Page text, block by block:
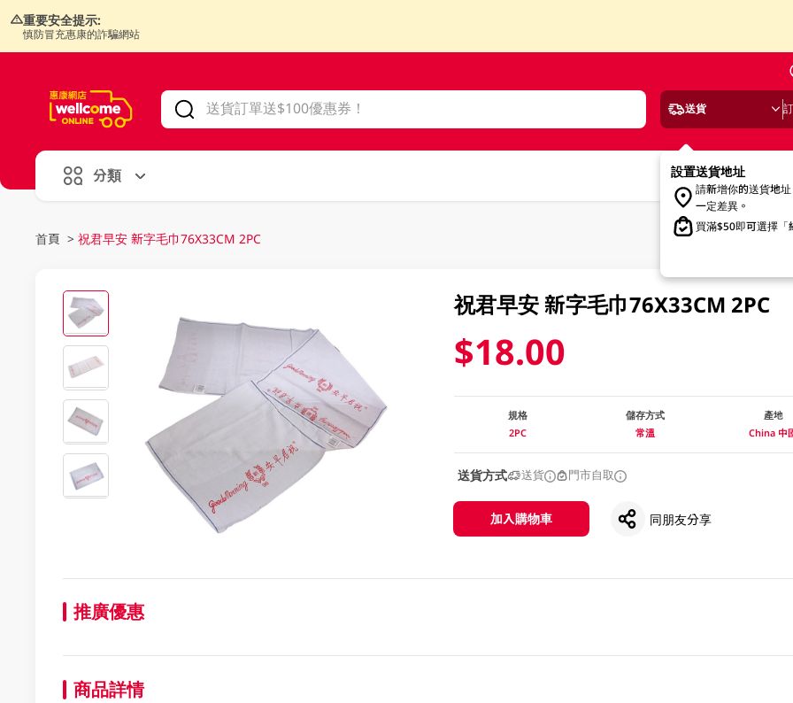
重要安全提示:
慎防冒充惠康的詐騙網站
送貨
設置送貨地址
請新增你的送貨地
一定差異。
買滿$50即可選擇「
分類
首頁 > 祝君早安 新字毛巾76X33CM 2PC
祝君早安 新字毛巾76X33CM 2PC
$18.00
規格
2PC
儲存方式
常溫
產地
China 中
送貨方式 送貨 門市自取
加入購物車 同朋友分享
推廣優惠
商品詳情